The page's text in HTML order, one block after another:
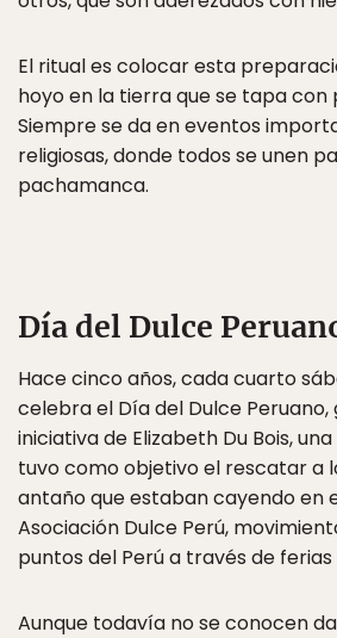
El ritual es colocar esta
hoyo en la tierra que se tapa con
Siempre se da en eventos
religiosas, donde todos se unen
pachamanca.
Día del Dulce
Hace cinco años, cada cuarto
celebra el Día del Dulce Peruano,
iniciativa de Elizabeth Du Bois,
tuvo como objetivo el rescatar a
antaño que estaban cayendo en
Asociación Dulce Perú,
puntos del Perú a través de
Aunque todavía no se conocen